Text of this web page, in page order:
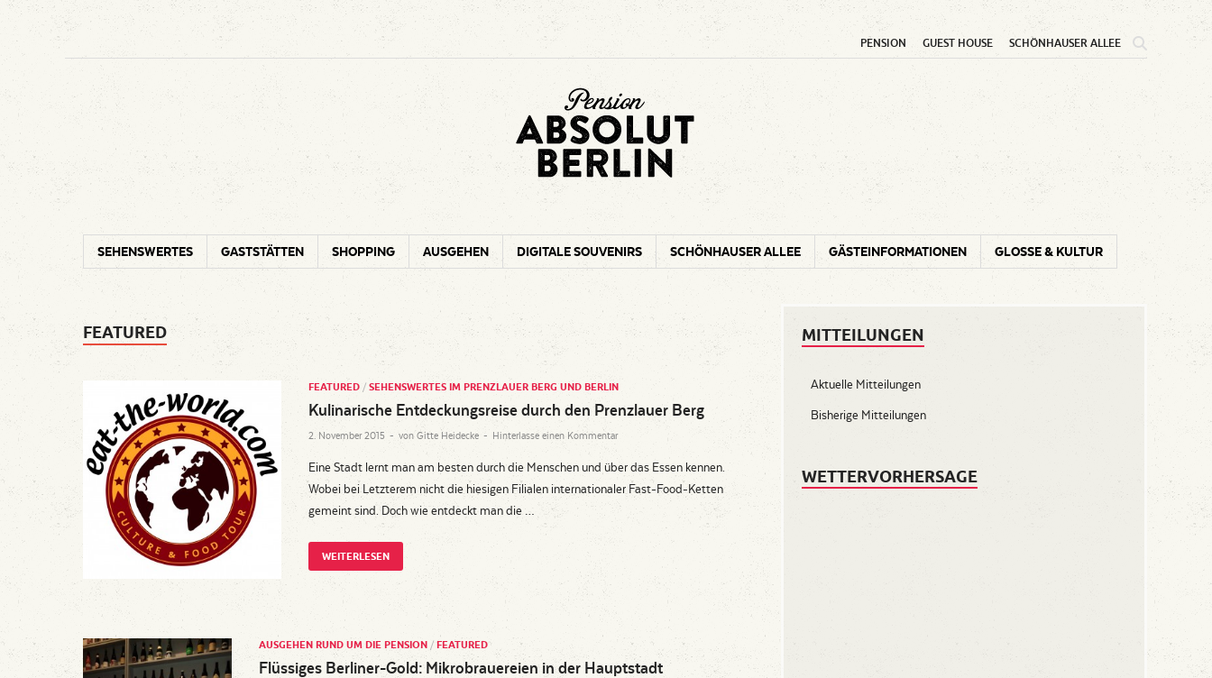
PENSION GUEST HOUSE SCHÖNHAUSER ALLEE
Absolut Berlin Mini-Reiseführer
Hotspots rund um Ihre Pension
SEHENSWERTES GASTSTÄTTEN SHOPPING AUSGEHEN DIGITALE SOUVENIRS SCHÖNHAUSER ALLEE GÄSTEINFORMATIONEN GLOSSE & KULTUR
FEATURED
FEATURED / SEHENSWERTES IM PRENZLAUER BERG UND BERLIN
Kulinarische Entdeckungsreise durch den Prenzlauer Berg
2. November 2015 - von Gitte Heidecke - Hinterlasse einen Kommentar
Eine Stadt lernt man am besten durch die Menschen und über das Essen kennen.
Wobei bei Letzterem nicht die hiesigen Filialen internationaler Fast-Food-Ketten
gemeint sind. Doch wie entdeckt man die …
WEITERLESEN
AUSGEHEN RUND UM DIE PENSION / FEATURED
Flüssiges Berliner-Gold: Mikrobrauereien in der Hauptstadt
MITTEILUNGEN
Aktuelle Mitteilungen
Bisherige Mitteilungen
WETTERVORHERSAGE